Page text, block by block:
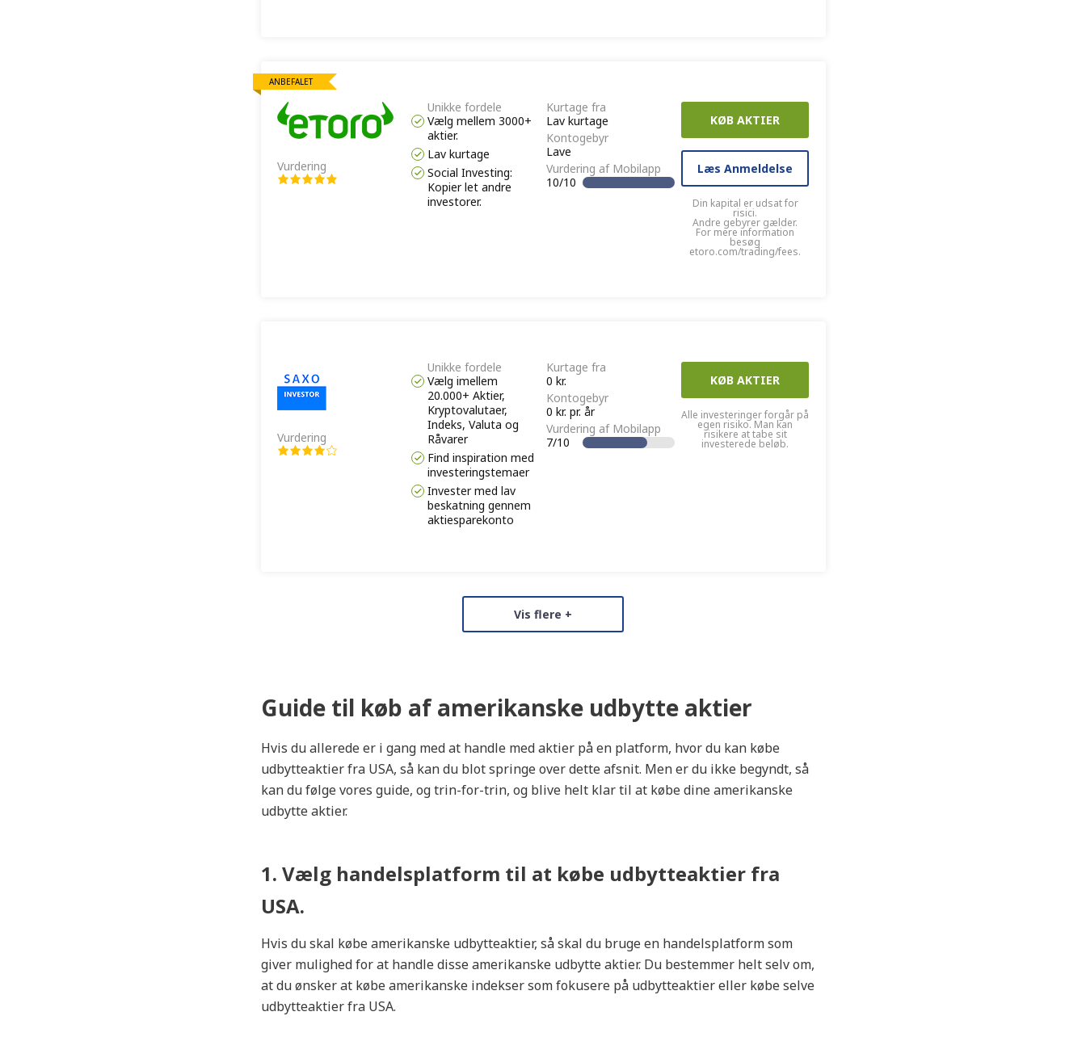
Vurdering
Unikke fordele
Vælg mellem 3000+
aktier.
Lav kurtage
Social Investing:
Kopier let andre
investorer.
Kurtage fra
Lav kurtage
Kontogebyr
Lave
Vurdering af Mobilapp
10/10
KØB AKTIER
Læs Anmeldelse
Din kapital er udsat for
risici.
Andre gebyrer gælder.
For mere information
besøg
etoro.com/trading/fees.
ANBEFALET
Vurdering
Unikke fordele
Vælg imellem
20.000+ Aktier,
Kryptovalutaer,
Indeks, Valuta og
Råvarer
Find inspiration med
investeringstemaer
Invester med lav
beskatning gennem
aktiesparekonto
Kurtage fra
0 kr.
Kontogebyr
0 kr. pr. år
Vurdering af Mobilapp
7/10
KØB AKTIER
Alle investeringer forgår på
egen risiko. Man kan
risikere at tabe sit
investerede beløb.
Unikke fordele
Tilbyder
Ratepension,
Kurtage fra
6.5/10
Vis flere +
Guide til køb af amerikanske udbytte aktier
Hvis du allerede er i gang med at handle med aktier på en platform, hvor du kan købe
udbytteaktier fra USA, så kan du blot springe over dette afsnit. Men er du ikke begyndt, så
kan du følge vores guide, og trin-for-trin, og blive helt klar til at købe dine amerikanske
udbytte aktier.
1. Vælg handelsplatform til at købe udbytteaktier fra
USA.
Hvis du skal købe amerikanske udbytteaktier, så skal du bruge en handelsplatform som
giver mulighed for at handle disse amerikanske udbytte aktier. Du bestemmer helt selv om,
at du ønsker at købe amerikanske indekser som fokusere på udbytteaktier eller købe selve
udbytteaktier fra USA.